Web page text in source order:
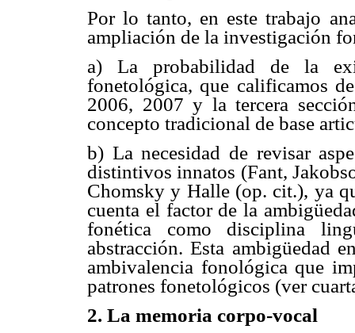
Por lo tanto, en este trabajo
ampliación de la investigación
a) La probabilidad de la
fonetológica, que calificamos
2006, 2007 y la tercera
concepto tradicional de base
b) La necesidad de revisar
distintivos innatos (Fant,
Chomsky y Halle (op. cit.), ya
cuenta el factor de la
fonética como disciplina
abstracción. Esta ambigüedad
ambivalencia fonológica que
patrones fonetológicos (ver
2. La memoria corpo-vocal